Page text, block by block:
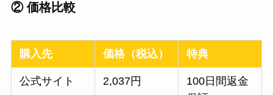
② 価格比較
購入先 価格（税込） 特典
公式サイト 2,037円
100日間返金